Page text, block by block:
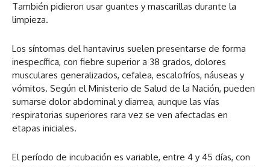
También pidieron usar guantes y mascarillas durante la
limpieza.
Los síntomas del hantavirus suelen presentarse de forma
inespecífica, con fiebre superior a 38 grados, dolores
musculares generalizados, cefalea, escalofríos, náuseas y
vómitos. Según el Ministerio de Salud de la Nación, pueden
sumarse dolor abdominal y diarrea, aunque las vías
respiratorias superiores rara vez se ven afectadas en
etapas iniciales.
El período de incubación es variable, entre 4 y 45 días, con